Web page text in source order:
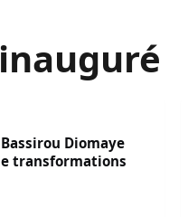
inauguré
Diomaye
transformations